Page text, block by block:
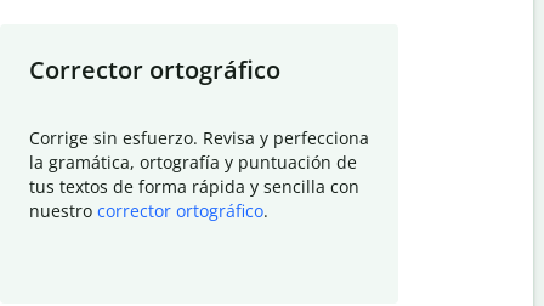
Corrector ortográfico
Corrige sin esfuerzo. Revisa y perfecciona
la gramática, ortografía y puntuación de
tus textos de forma rápida y sencilla con
nuestro corrector ortográfico.